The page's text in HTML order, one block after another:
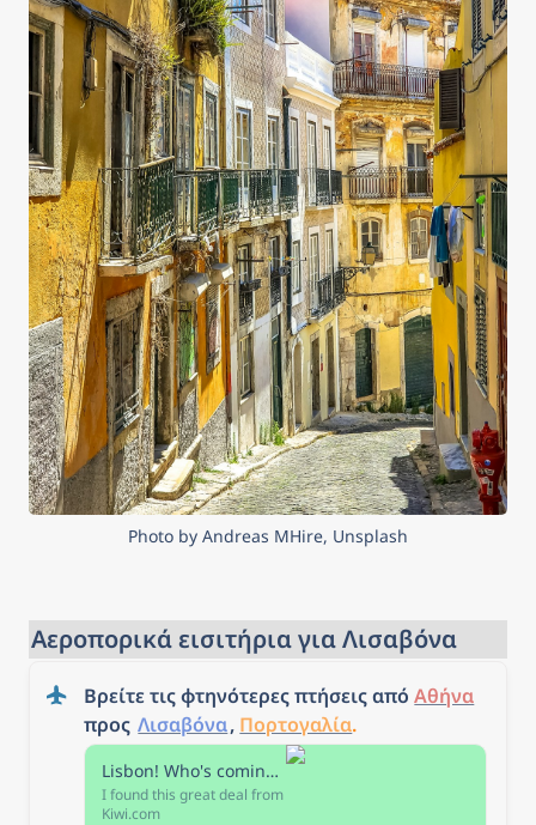
Photo by Andreas MHire, Unsplash
Αεροπορικά εισιτήρια για Λισαβόνα
Βρείτε τις φτηνότερες πτήσεις από Αθήνα
προς Λισαβόνα, Πορτογαλία.
Lisbon! Who's coming with me?
I found this great deal from
Kiwi.com